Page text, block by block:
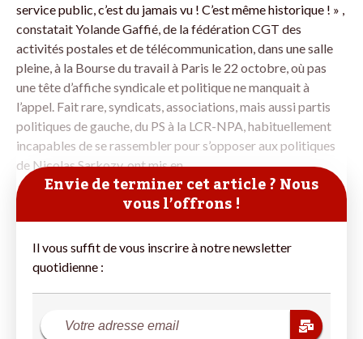
service public, c’est du jamais vu ! C’est même historique ! » ,
constatait Yolande Gaffié, de la fédération CGT des
activités postales et de télécommunication, dans une salle
pleine, à la Bourse du travail à Paris le 22 octobre, où pas
une tête d’affiche syndicale et politique ne manquait à
l’appel. Fait rare, syndicats, associations, mais aussi partis
politiques de gauche, du PS à la LCR-NPA, habituellement
incapables de se rassembler pour s’opposer aux politiques
de Nicolas Sarkozy, ont mis en
Envie de terminer cet article ? Nous
vous l’offrons !
Il vous suffit de vous inscrire à notre newsletter
quotidienne :